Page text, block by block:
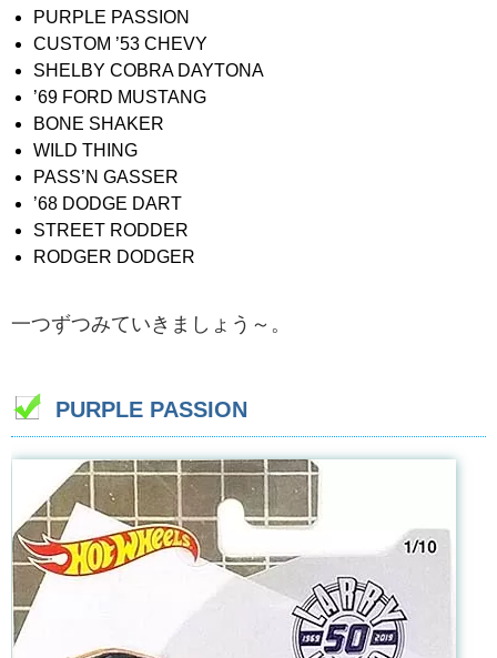
PURPLE PASSION
CUSTOM ’53 CHEVY
SHELBY COBRA DAYTONA
’69 FORD MUSTANG
BONE SHAKER
WILD THING
PASS’N GASSER
’68 DODGE DART
STREET RODDER
RODGER DODGER
一つずつみていきましょう～。
PURPLE PASSION